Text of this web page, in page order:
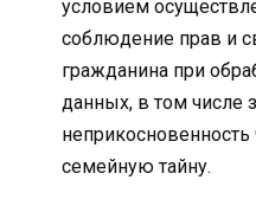
условием
соблюдение прав и
гражданина при
данных, в том числе
семейную тайну.